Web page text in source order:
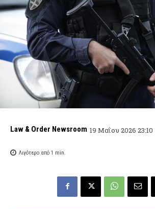
Law & Order Newsroom 19 Μαΐου 2026 23:10
Λιγότερο από 1 min.